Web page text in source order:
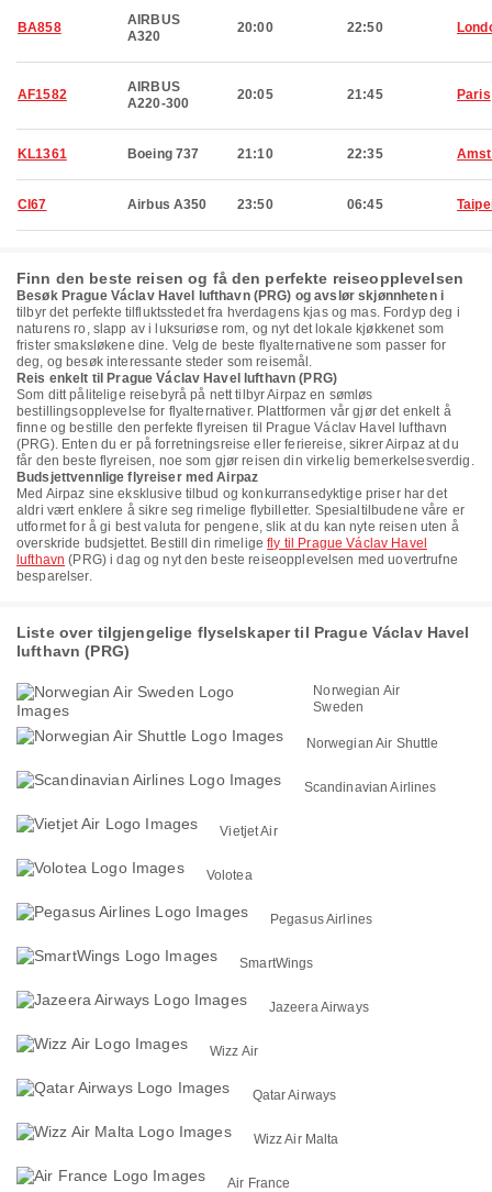
BA858
AIRBUS
A320
20:00 22:50
AF1582
AIRBUS
A220-300
20:05 21:45 Paris
KL1361 Boeing 737 21:10 22:35
CI67 Airbus A350 23:50 06:45
Finn den beste reisen og få den perfekte reiseopplevelsen
Besøk Prague Václav Havel lufthavn (PRG) og avslør skjønnheten i
tilbyr det perfekte tilfluktsstedet fra hverdagens kjas og mas. Fordyp deg i
naturens ro, slapp av i luksuriøse rom, og nyt det lokale kjøkkenet som
frister smaksløkene dine. Velg de beste flyalternativene som passer for
deg, og besøk interessante steder som reisemål.
Reis enkelt til Prague Václav Havel lufthavn (PRG)
Som ditt pålitelige reisebyrå på nett tilbyr Airpaz en sømløs
bestillingsopplevelse for flyalternativer. Plattformen vår gjør det enkelt å
finne og bestille den perfekte flyreisen til Prague Václav Havel lufthavn
(PRG). Enten du er på forretningsreise eller feriereise, sikrer Airpaz at du
får den beste flyreisen, noe som gjør reisen din virkelig bemerkelsesverdig.
Budsjettvennlige flyreiser med Airpaz
Med Airpaz sine eksklusive tilbud og konkurransedyktige priser har det
aldri vært enklere å sikre seg rimelige flybilletter. Spesialtilbudene våre er
utformet for å gi best valuta for pengene, slik at du kan nyte reisen uten å
overskride budsjettet. Bestill din rimeligefly til Prague Václav Havel
lufthavn (PRG) i dag og nyt den beste reiseopplevelsen med uovertrufne
besparelser.
Liste over tilgjengelige flyselskaper til Prague Václav Havel
lufthavn (PRG)
Norwegian Air
Sweden
Norwegian Air Shuttle
Scandinavian Airlines
Vietjet Air
Volotea
Pegasus Airlines
SmartWings
Jazeera Airways
Wizz Air
Qatar Airways
Wizz Air Malta
Air France